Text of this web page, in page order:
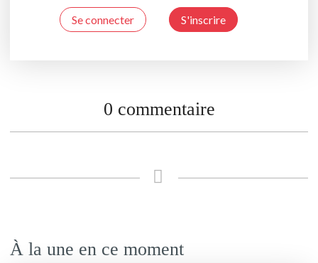
Se connecter S'inscrire
0 commentaire
À la une en ce moment